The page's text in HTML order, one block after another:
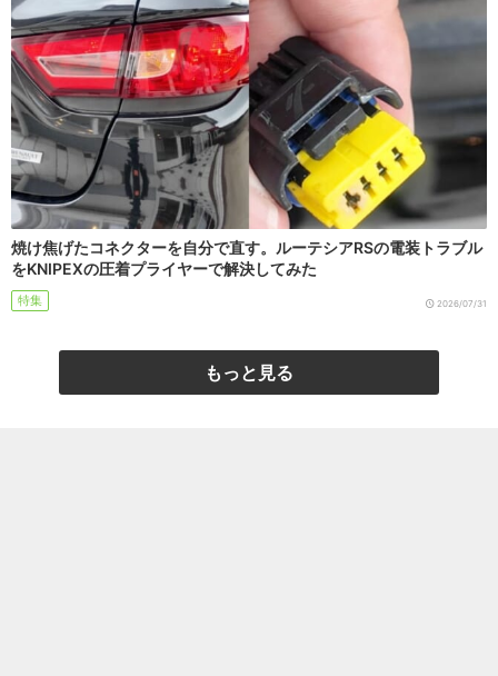
焼け焦げたコネクターを自分で直す。ルーテシアRSの電装トラブル
をKNIPEXの圧着プライヤーで解決してみた
特集 2026/07/31
もっと見る